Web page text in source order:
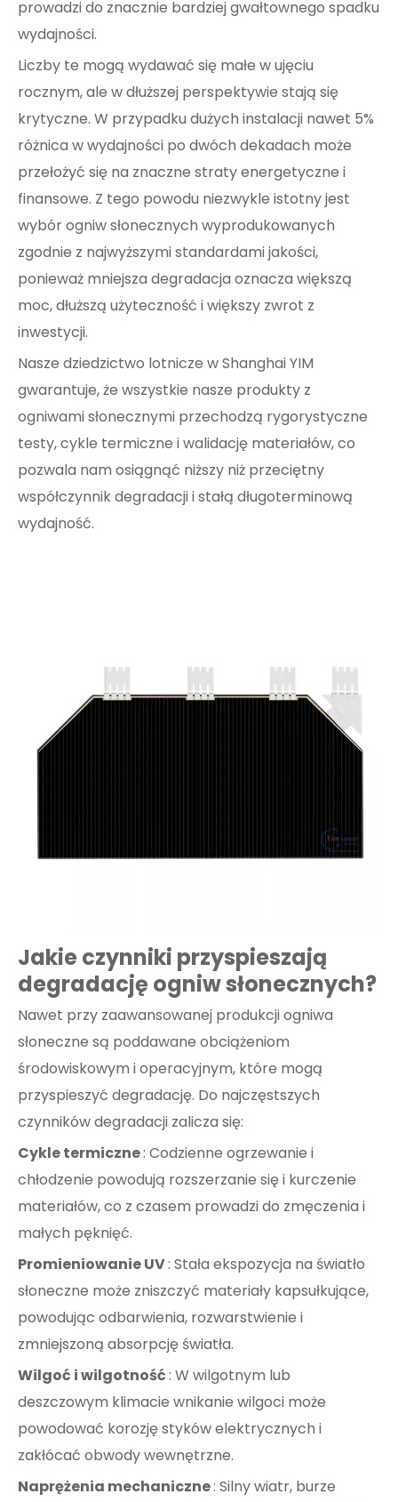
prowadzi do znacznie bardziej gwałtownego spadku
wydajności.
Liczby te mogą wydawać się małe w ujęciu
rocznym, ale w dłuższej perspektywie stają się
krytyczne. W przypadku dużych instalacji nawet 5%
różnica w wydajności po dwóch dekadach może
przełożyć się na znaczne straty energetyczne i
finansowe. Z tego powodu niezwykle istotny jest
wybór ogniw słonecznych wyprodukowanych
zgodnie z najwyższymi standardami jakości,
ponieważ mniejsza degradacja oznacza większą
moc, dłuższą użyteczność i większy zwrot z
inwestycji.
Nasze dziedzictwo lotnicze w Shanghai YIM
gwarantuje, że wszystkie nasze produkty z
ogniwami słonecznymi przechodzą rygorystyczne
testy, cykle termiczne i walidację materiałów, co
pozwala nam osiągnąć niższy niż przeciętny
współczynnik degradacji i stałą długoterminową
wydajność.
Jakie czynniki przyspieszają
degradację ogniw słonecznych?
Nawet przy zaawansowanej produkcji ogniwa
słoneczne są poddawane obciążeniom
środowiskowym i operacyjnym, które mogą
przyspieszyć degradację. Do najczęstszych
czynników degradacji zalicza się:
Cykle termiczne: Codzienne ogrzewanie i
chłodzenie powodują rozszerzanie się i kurczenie
materiałów, co z czasem prowadzi do zmęczenia i
małych pęknięć.
Promieniowanie UV: Stała ekspozycja na światło
słoneczne może zniszczyć materiały kapsułkujące,
powodując odbarwienia, rozwarstwienie i
zmniejszoną absorpcję światła.
Wilgoć i wilgotność: W wilgotnym lub
deszczowym klimacie wnikanie wilgoci może
powodować korozję styków elektrycznych i
zakłócać obwody wewnętrzne.
Naprężenia mechaniczne: Silny wiatr, burze